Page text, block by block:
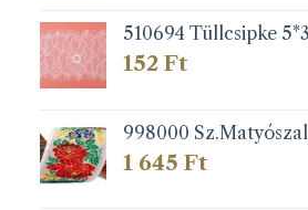
510694 Tüllcsipke
152 Ft
998000
1 645 Ft